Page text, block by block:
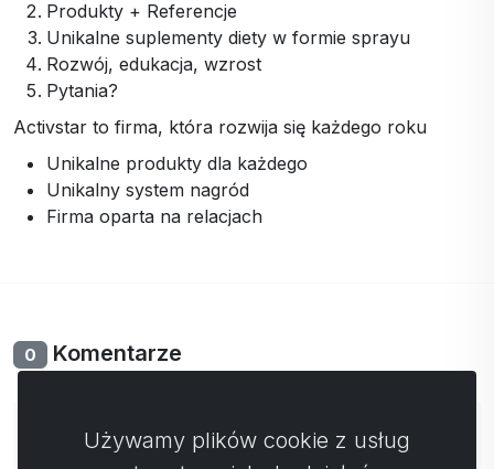
Produkty + Referencje
Unikalne suplementy diety w formie sprayu
Rozwój, edukacja, wzrost
Pytania?
Activstar to firma, która rozwija się każdego roku
Unikalne produkty dla każdego
Unikalny system nagród
Firma oparta na relacjach
0 Komentarze
Nie ma jeszcze komentarzy. Bądź pierwszy ze swoim
komentarzem.
Używamy plików cookie z usług